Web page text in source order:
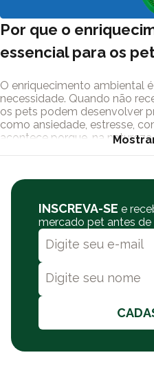
Por que o
essencial para os
O enriquecimento ambiental
necessidade. Quando não
os pets podem desenvolver
como ansiedade, estresse,
acontece porque, na
doméstico, essas
atendidas, gerando
comportamento.
A Pet Games entende essa
incentivam atividades
alimento e interação. Um
comedouros interativos, que
trabalharem pela comida,
mais envolvente. Esse tipo
melhora a digestão e reduz a
proporciona uma experiência
brinquedos específicos
coordenação motora e o
INSCREVA-SE e
mercado pet antes